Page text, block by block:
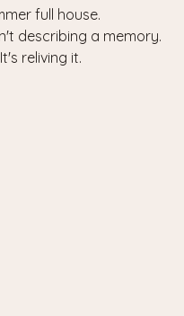
full house.
describing a memory.
It's reliving it.